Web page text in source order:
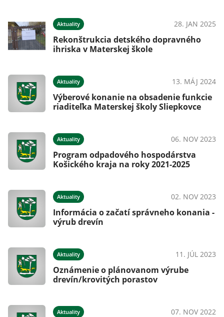
Aktuality 28. JAN 2025
Rekonštrukcia detského dopravného
ihriska v Materskej škole
Aktuality 13. MÁJ 2024
Výberové konanie na obsadenie funkcie
riaditeľka Materskej školy Sliepkovce
Aktuality 06. NOV 2023
Program odpadového hospodárstva
Košického kraja na roky 2021-2025
Aktuality 02. NOV 2023
Informácia o začatí správneho konania -
výrub drevín
Aktuality 11. JÚL 2023
Oznámenie o plánovanom výrube
drevín/krovitých porastov
Aktuality 07. NOV 2022